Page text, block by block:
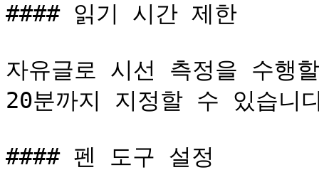
#### 읽기 시간 제한
자유글로 시선 측정을 수행
20분까지 지정할 수 있습니
#### 펜 도구 설정